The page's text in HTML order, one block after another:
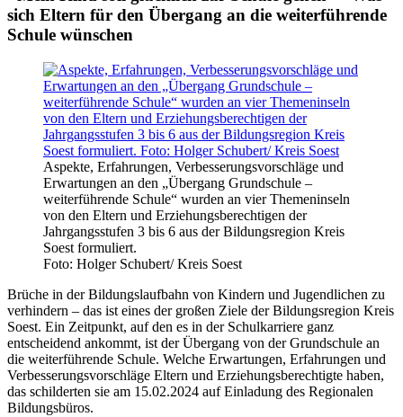
sich Eltern für den Übergang an die weiterführende
Schule wünschen
Aspekte, Erfahrungen, Verbesserungsvorschläge und
Erwartungen an den „Übergang Grundschule –
weiterführende Schule“ wurden an vier Themeninseln
von den Eltern und Erziehungsberechtigen der
Jahrgangsstufen 3 bis 6 aus der Bildungsregion Kreis
Soest formuliert.
Foto: Holger Schubert/ Kreis Soest
Brüche in der Bildungslaufbahn von Kindern und Jugendlichen zu
verhindern – das ist eines der großen Ziele der Bildungsregion Kreis
Soest. Ein Zeitpunkt, auf den es in der Schulkarriere ganz
entscheidend ankommt, ist der Übergang von der Grundschule an
die weiterführende Schule. Welche Erwartungen, Erfahrungen und
Verbesserungsvorschläge Eltern und Erziehungsberechtigte haben,
das schilderten sie am 15.02.2024 auf Einladung des Regionalen
Bildungsbüros.